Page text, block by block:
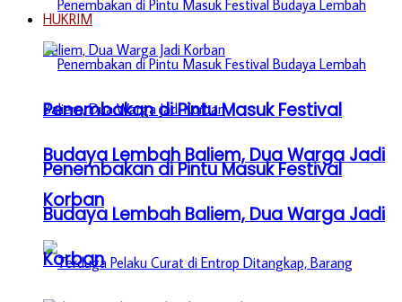
Penembakan di Pintu Masuk Festival
Budaya Lembah Baliem, Dua Warga Jadi
Korban
HUKRIM
Penembakan di Pintu Masuk Festival
Budaya Lembah Baliem, Dua Warga Jadi
Korban